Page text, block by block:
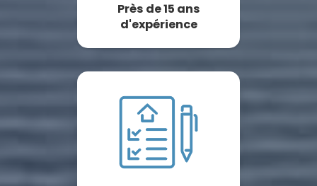
Près de 15 ans
d'expérience